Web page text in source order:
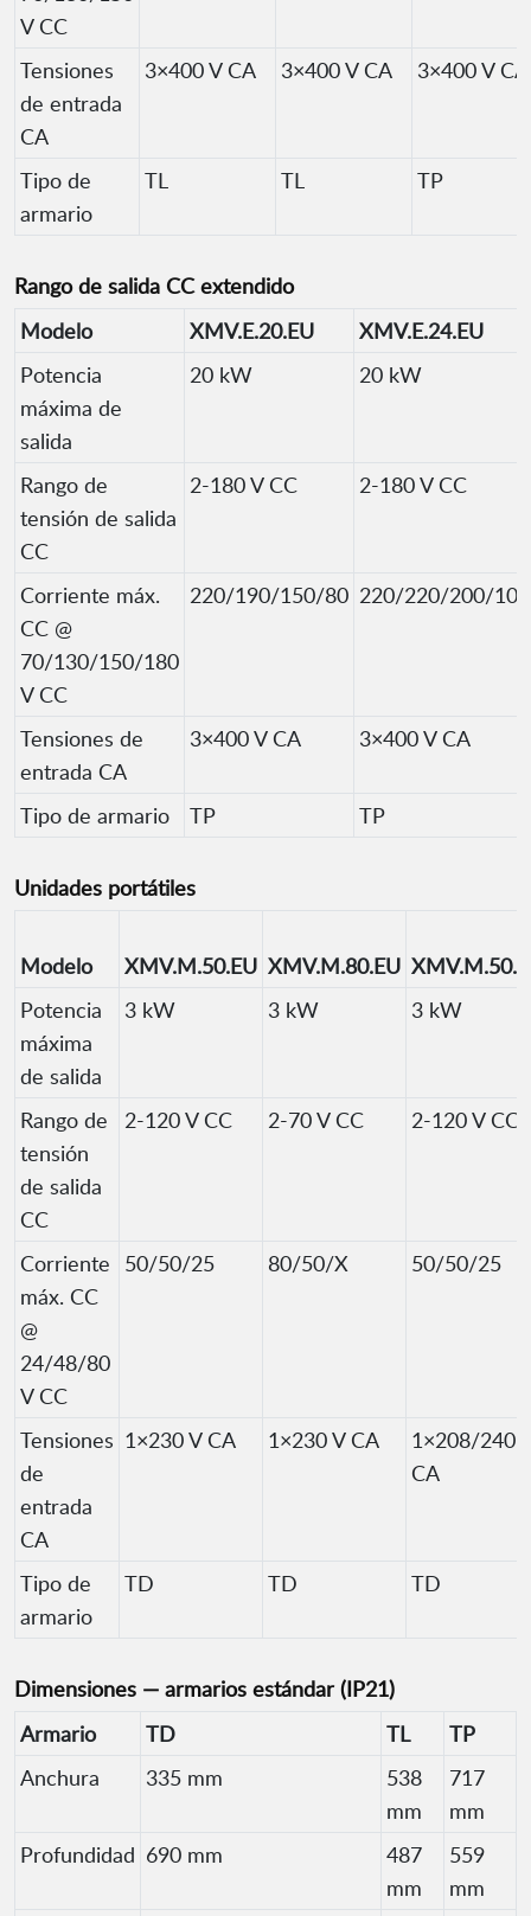
V CC
Tensiones
de entrada
CA
3×400 V CA 3×400 V CA 3×400 V CA
Tipo de
armario
TL TL TP
Rango de salida CC extendido
Modelo
XMV.E.20.EU
XMV.E.24.EU
Potencia
máxima de
salida
20 kW 20 kW
Rango de
tensión de salida
CC
2-180 V CC 2-180 V CC
Corriente máx.
CC @
70/130/150/180
V CC
220/190/150/80 220/220/200/100
Tensiones de
entrada CA
3×400 V CA 3×400 V CA
Tipo de armario TP TP
Unidades portátiles
Modelo XMV.M.50.EU XMV.M.80.EU
Potencia
máxima
de salida
3 kW 3 kW 3 kW
Rango de
tensión
de salida
CC
2-120 V CC 2-70 V CC 2-120 V CC
Corriente
máx. CC
@
24/48/80
V CC
50/50/25 80/50/X 50/50/25
Tensiones
de
entrada
CA
1×230 V CA 1×230 V CA
1×208/240
CA
Tipo de
armario
TD TD TD
Dimensiones — armarios estándar (IP21)
Armario
TD TL
TP
Anchura
335 mm
538
mm
717
mm
Profundidad 690 mm
487
mm
559
mm